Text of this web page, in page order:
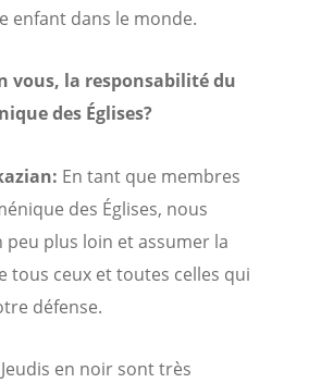
enfant dans le monde.
vous, la responsabilité du
des Églises?
En tant que membres
des Églises, nous
plus loin et assumer la
tous ceux et toutes celles qui
défense.
en noir sont très